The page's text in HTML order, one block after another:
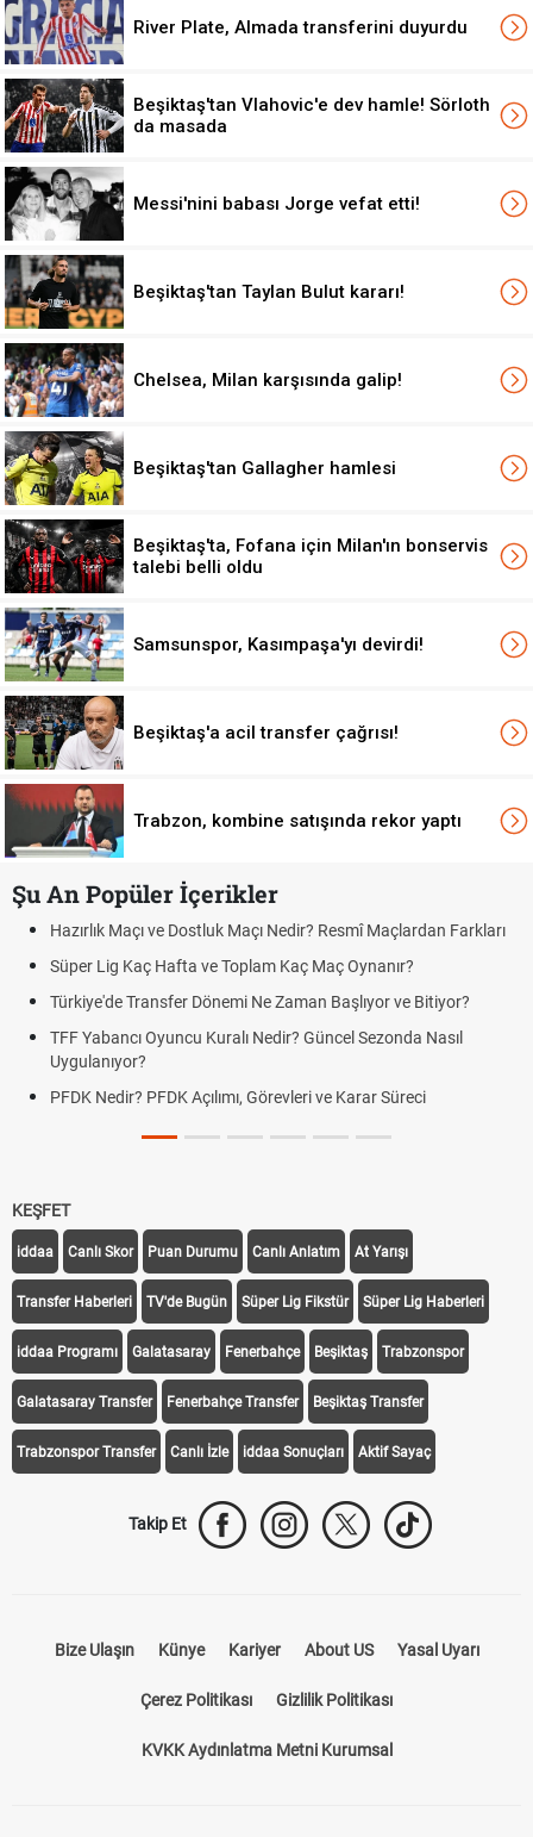
River Plate, Almada transferini duyurdu
Beşiktaş'tan Vlahovic'e dev hamle! Sörloth
da masada
Messi'nini babası Jorge vefat etti!
Beşiktaş'tan Taylan Bulut kararı!
Chelsea, Milan karşısında galip!
Beşiktaş'tan Gallagher hamlesi
Beşiktaş'ta, Fofana için Milan'ın bonservis
talebi belli oldu
Samsunspor, Kasımpaşa'yı devirdi!
Beşiktaş'a acil transfer çağrısı!
Trabzon, kombine satışında rekor yaptı
Şu An Popüler İçerikler
Farkları
Puan Durumunda AG, OM ve Diğer Kısaltmalar Ne
Skor Ne Demek? Sporda Skor ve Sonuç Kavramları
Futbol Nasıl Oynanır? Temel Futbol Kuralları
Deplasman Golü Kuralı Nedir? Hangi Organizasyonlarda
Uygulanıyor?
DGS Sonuçları Ne Zaman Açıklanacak 2026? ÖSYM
KEŞFET
iddaa Canlı Skor Puan Durumu Canlı Anlatım At Yarışı
Transfer Haberleri TV'de Bugün Süper Lig Fikstür Süper Lig Haberleri
iddaa Programı Galatasaray Fenerbahçe Beşiktaş Trabzonspor
Galatasaray Transfer Fenerbahçe Transfer Beşiktaş Transfer
Trabzonspor Transfer Canlı İzle iddaa Sonuçları Aktif Sayaç